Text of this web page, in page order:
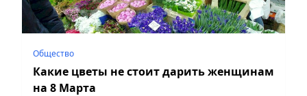
Общество
Какие цветы не стоит дарить женщинам
на 8 Марта